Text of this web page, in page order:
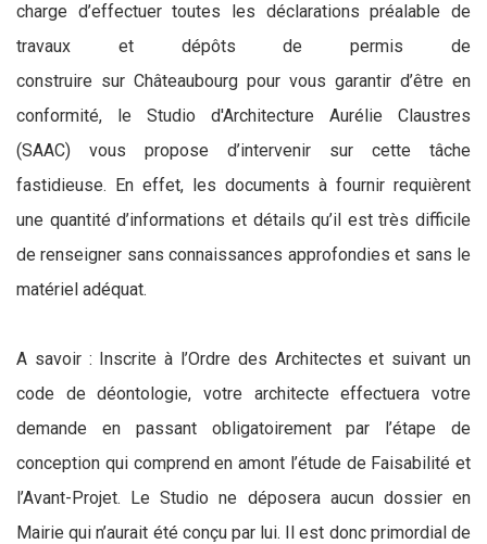
charge d’effectuer toutes les déclarations préalable de
travaux et dépôts de permis de
construire sur Châteaubourg pour vous garantir d’être en
conformité, le Studio d'Architecture Aurélie Claustres
(SAAC) vous propose d’intervenir sur cette tâche
fastidieuse. En effet, les documents à fournir requièrent
une quantité d’informations et détails qu’il est très difficile
de renseigner sans connaissances approfondies et sans le
matériel adéquat.
A savoir : Inscrite à l’Ordre des Architectes et suivant un
code de déontologie, votre architecte effectuera votre
demande en passant obligatoirement par l’étape de
conception qui comprend en amont l’étude de Faisabilité et
l’Avant-Projet. Le Studio ne déposera aucun dossier en
Mairie qui n’aurait été conçu par lui. Il est donc primordial de